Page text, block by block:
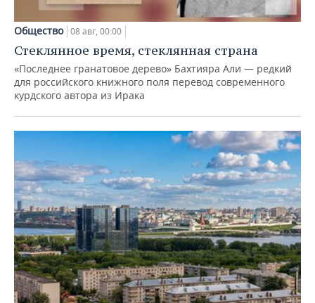
Общество 08 авг, 00:00
Стеклянное время, стеклянная страна
«Последнее гранатовое дерево» Бахтияра Али — редкий
для российского книжного поля перевод современного
курдского автора из Ирака